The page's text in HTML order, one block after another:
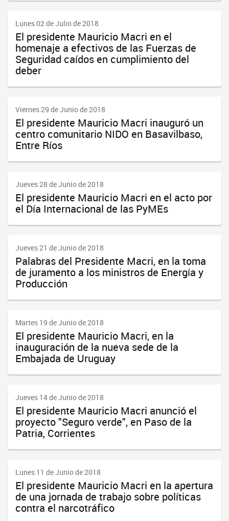
Lunes 02 de Julio de 2018
El presidente Mauricio Macri en el
homenaje a efectivos de las Fuerzas de
Seguridad caídos en cumplimiento del
deber
Viernes 29 de Junio de 2018
El presidente Mauricio Macri inauguró un
centro comunitario NIDO en Basavilbaso,
Entre Ríos
Jueves 28 de Junio de 2018
El presidente Mauricio Macri en el acto por
el Día Internacional de las PyMEs
Jueves 21 de Junio de 2018
Palabras del Presidente Macri, en la toma
de juramento a los ministros de Energía y
Producción
Martes 19 de Junio de 2018
El presidente Mauricio Macri, en la
inauguración de la nueva sede de la
Embajada de Uruguay
Jueves 14 de Junio de 2018
El presidente Mauricio Macri anunció el
proyecto "Seguro verde", en Paso de la
Patria, Corrientes
Lunes 11 de Junio de 2018
El presidente Mauricio Macri en la apertura
de una jornada de trabajo sobre políticas
contra el narcotráfico